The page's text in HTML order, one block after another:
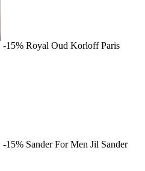
-15% Royal Oud Korloff Paris
-15% Sander For Men Jil Sander